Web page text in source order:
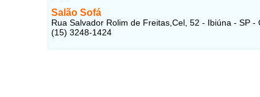
Salão Sofá
Rua Salvador Rolim de Freitas,Cel, 52 - Ibiúna - SP -
(15) 3248-1424